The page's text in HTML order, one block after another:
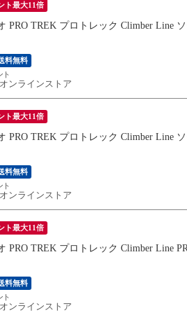
ト最大11倍
PRO TREK プロトレック Climber Line
料無料
ンラインストア
ト最大11倍
PRO TREK プロトレック Climber Line
料無料
ンラインストア
ト最大11倍
PRO TREK プロトレック Climber Line
料無料
ンラインストア